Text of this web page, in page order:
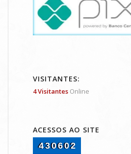
VISITANTES:
4 VisitantesOnline
ACESSOS AO SITE
430602